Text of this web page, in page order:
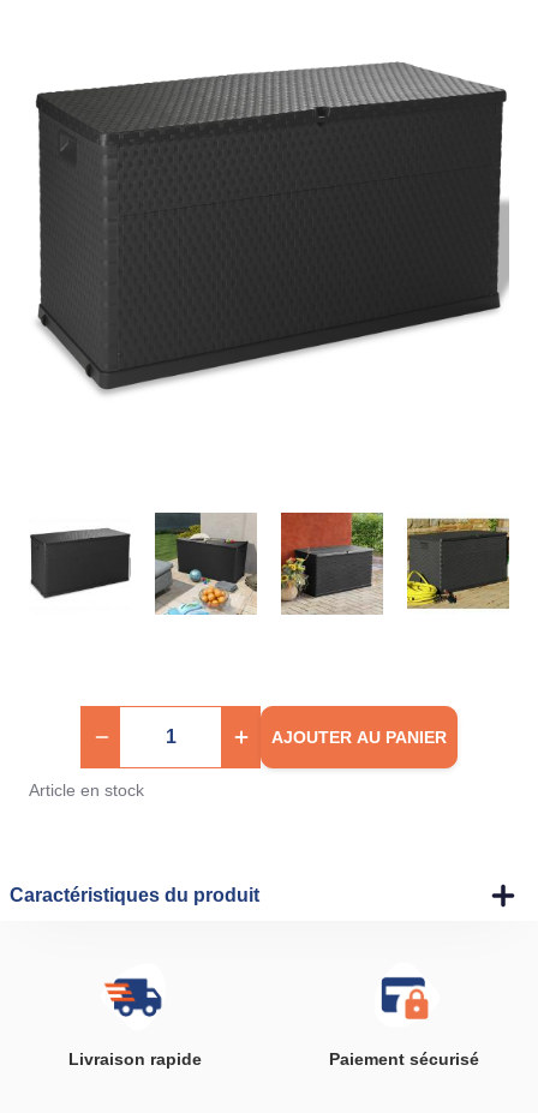
AJOUTER AU PANIER
Article en stock
Caractéristiques du produit
Livraison rapide Paiement sécurisé